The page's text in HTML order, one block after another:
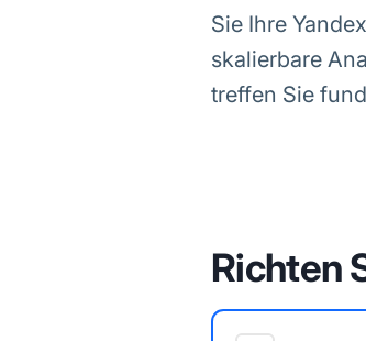
Sie Ihre
skalierbare
treffen Sie
Richten